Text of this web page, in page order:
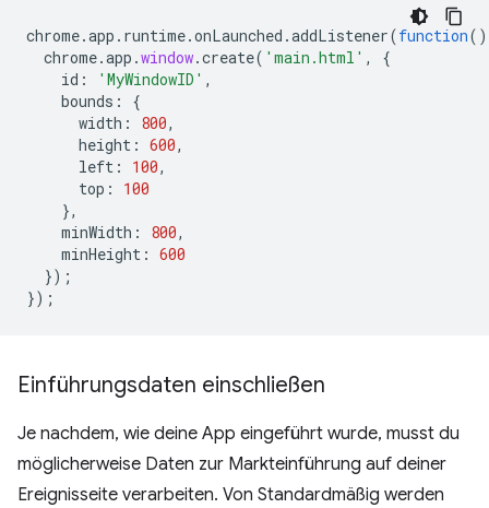
chrome.app . runtime.onLaunched .addListener(function()
chrome.app .window.create( 'main.html' ,
{
id : 'MyWindowID' ,
bounds :
{
width : 800,
height : 600,
left : 100,
top :
100
},
minWidth : 800,
minHeight : 600
});
});
Einführungsdaten einschließen
Je nachdem, wie deine App eingeführt wurde, musst du
möglicherweise Daten zur Markteinführung auf deiner
Ereignisseite verarbeiten. Von Standardmäßig werden